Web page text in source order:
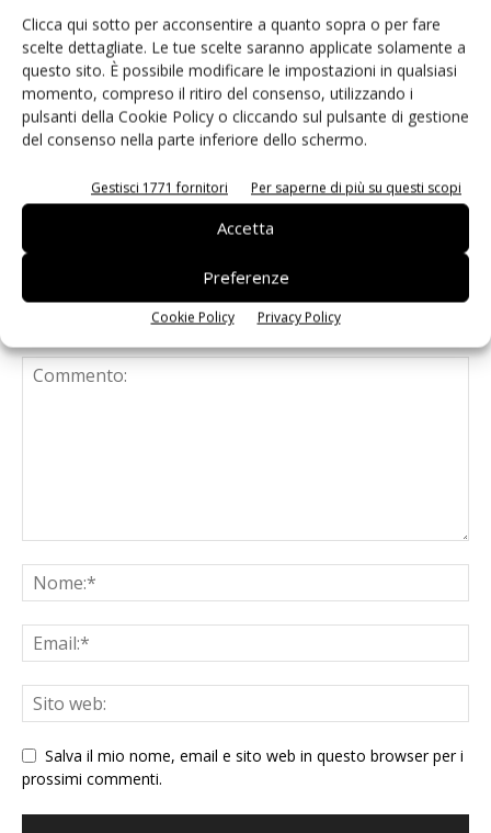
Clicca qui sotto per acconsentire a quanto sopra o per fare
scelte dettagliate. Le tue scelte saranno applicate solamente a
questo sito. È possibile modificare le impostazioni in qualsiasi
momento, compreso il ritiro del consenso, utilizzando i
pulsanti della Cookie Policy o cliccando sul pulsante di gestione
del consenso nella parte inferiore dello schermo.
Gestisci 1771 fornitori Per saperne di più su questi scopi
Accetta
Preferenze
Cookie Policy Privacy Policy
Isolatori a stato solido per
l’automazione industriale
Renesas lancia la piattaforma
Salva il mio nome, email e sito web in questo browser per i
prossimi commenti.